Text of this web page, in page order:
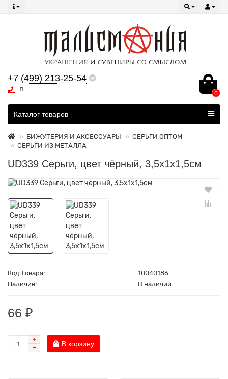
+7 (499) 213-25-54
0
Все категории
Каталог товаров
БИЖУТЕРИЯ И АКСЕССУАРЫ
СЕРЬГИ ОПТОМ
СЕРЬГИ ИЗ МЕТАЛЛА
UD339 Серьги, цвет чёрный, 3,5х1х1,5см
Код Товара:
10040186
Наличие:
В наличии
66 ₽
В корзину